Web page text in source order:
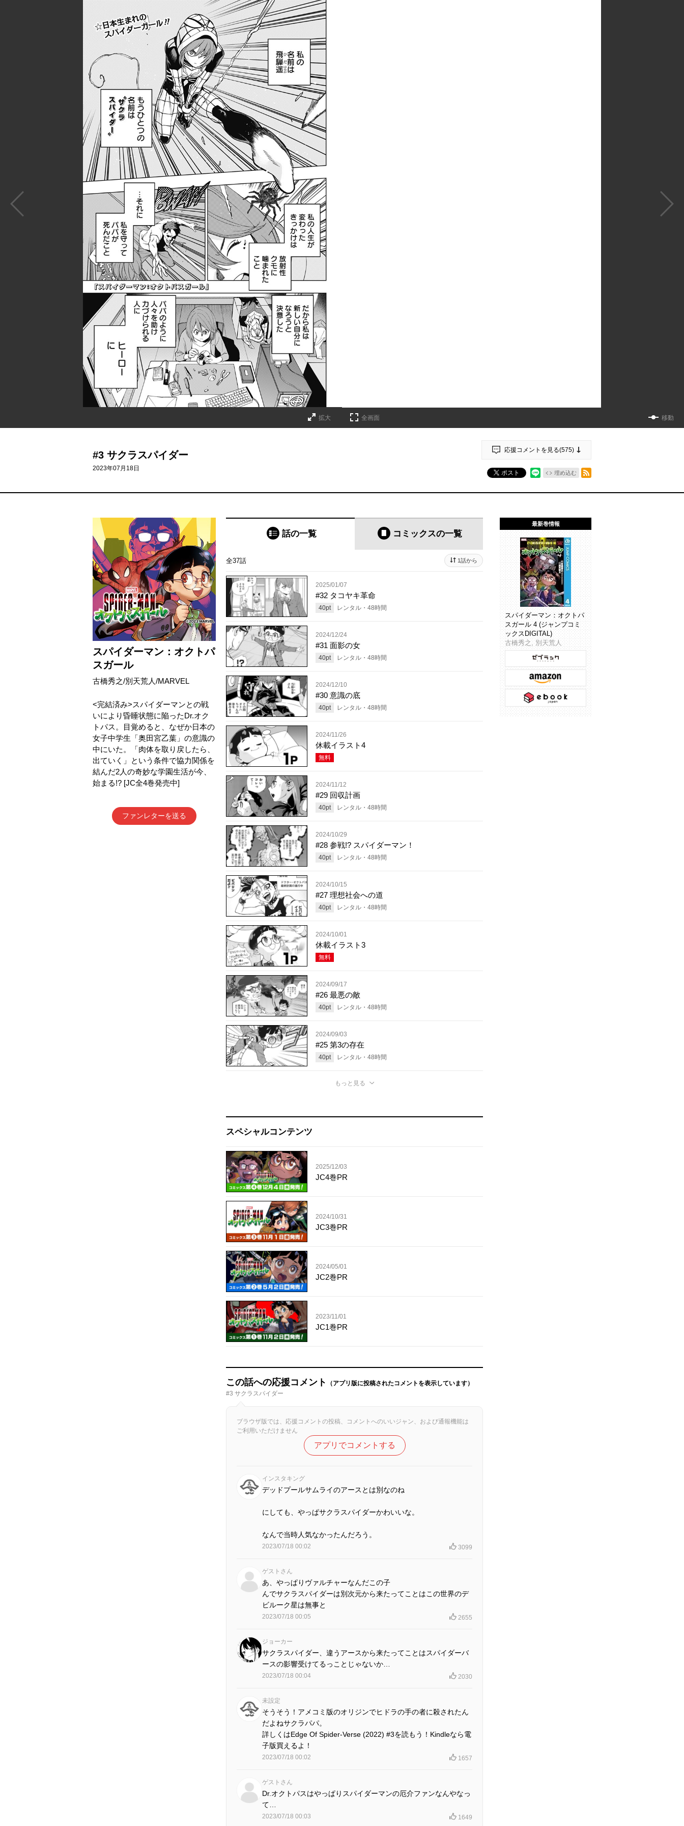
拡大 全画面 移動
#3 サクラスパイダー
2023年07月18日
応援コメントを見る(575)
ポスト 埋め込む
スパイダーマン：オクトパ
スガール
古橋秀之/別天荒人/MARVEL
<完結済み>スパイダーマンとの戦
いにより昏睡状態に陥ったDr.オク
トパス。目覚めると、なぜか日本の
女子中学生「奥田宮乙葉」の意識の
中にいた。「肉体を取り戻したら、
出ていく」という条件で協力関係を
結んだ2人の奇妙な学園生活が今、
始まる!? [JC全4巻発売中]
ファンレターを送る
話の一覧 コミックスの一覧
全37話 1話から
2025/01/07
#32 タコヤキ革命
40pt レンタル・ 48時間
2024/12/24
#31 面影の女
40pt レンタル・ 48時間
2024/12/10
#30 意識の底
40pt レンタル・ 48時間
2024/11/26
休載イラスト4
無料
2024/11/12
#29 回収計画
40pt レンタル・ 48時間
2024/10/29
#28 参戦!? スパイダーマン！
40pt レンタル・ 48時間
2024/10/15
#27 理想社会への道
40pt レンタル・ 48時間
2024/10/01
休載イラスト3
無料
2024/09/17
#26 最悪の敵
40pt レンタル・ 48時間
2024/09/03
#25 第3の存在
40pt レンタル・ 48時間
もっと見る
スペシャルコンテンツ
2025/12/03
JC4巻PR
2024/10/31
JC3巻PR
2024/05/01
JC2巻PR
2023/11/01
JC1巻PR
この話への応援コメント
（アプリ版に投稿されたコメントを表示しています）
#3 サクラスパイダー
ブラウザ版では、応援コメントの投稿、コメントへのいいジャン、および通報機能は
ご利用いただけません
アプリでコメントする
インスタキング
デッドプールサムライのアースとは別なのね
にしても、やっぱサクラスパイダーかわいいな。
なんで当時人気なかったんだろう。
2023/07/18 00:02 3099
ゲストさん
あ、やっぱりヴァルチャーなんだこの子
んでサクラスパイダーは別次元から来たってことはこの世界のデ
ビルーク星は無事と
2023/07/18 00:05 2655
ジョーカー
サクラスパイダー、違うアースから来たってことはスパイダーバ
ースの影響受けてるっことじゃないか…
2023/07/18 00:04 2030
未設定
そうそう！アメコミ版のオリジンでヒドラの手の者に殺されたん
だよねサクラパパ。
詳しくはEdge Of Spider-Verse (2022) #3を読もう！Kindleなら電
子版買えるよ！
2023/07/18 00:02 1657
ゲストさん
Dr.オクトパスはやっぱりスパイダーマンの厄介ファンなんやなっ
て…
2023/07/18 00:03 1649
最新巻情報
スパイダーマン：オクトパ
スガール 4 (ジャンプコミ
ックスDIGITAL)
古橋秀之, 別天荒人